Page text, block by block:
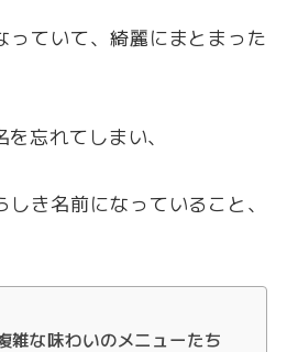
っていて、綺麗にまとまった
忘れてしまい、
き名前になっていること、
雑な味わいのメニューたち